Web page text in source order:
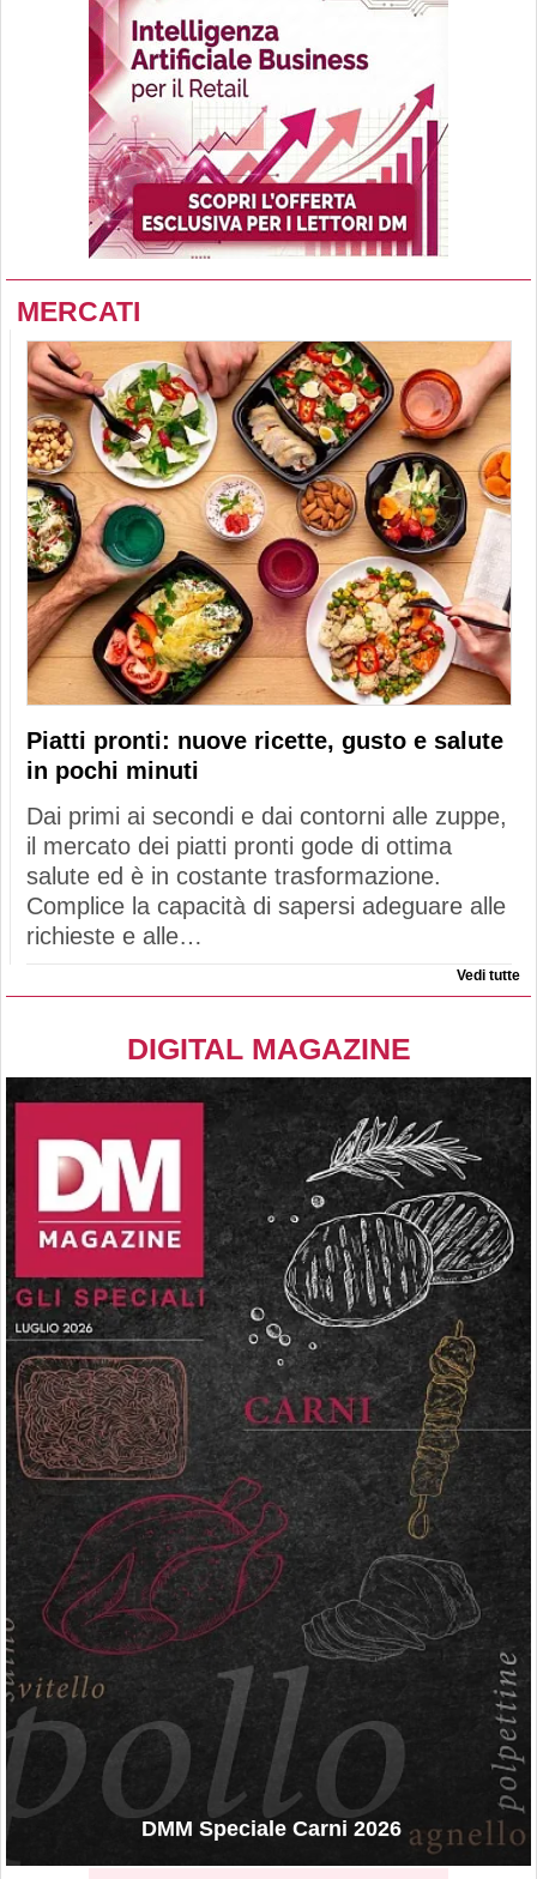
MERCATI
Piatti pronti: nuove ricette, gusto e salute
in pochi minuti
Dai primi ai secondi e dai contorni alle zuppe,
il mercato dei piatti pronti gode di ottima
salute ed è in costante trasformazione.
Complice la capacità di sapersi adeguare alle
richieste e alle…
Vedi tutte
DIGITAL MAGAZINE
DMM Speciale Carni 2026